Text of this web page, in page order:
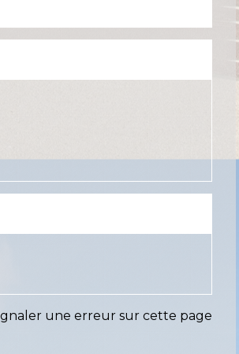
une erreur sur cette page